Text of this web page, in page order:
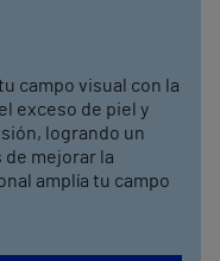
campo visual con la
exceso de piel y
logrando un
de mejorar la
amplía tu campo